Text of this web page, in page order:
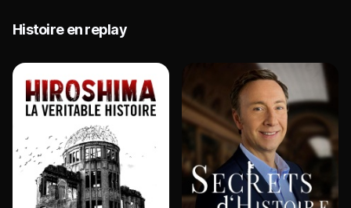
Histoire en replay